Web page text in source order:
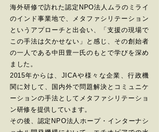
海外研修で訪れた認定NPO法人ムラのミライ
のインド事業地で、メタファシリテーション
というアプローチと出会い、「支援の現場で
この手法は欠かせない」と感じ、その創始者
の一人である中田豊一氏のもとで学びを深め
ました。
2015年からは、JICAや様々な企業、行政機
関に対して、国内外で問題解決とコミュニケ
ーションの手法としてメタファシリテーショ
ン研修を提供しています。
その後、認定NPO法人ホープ・インターナシ